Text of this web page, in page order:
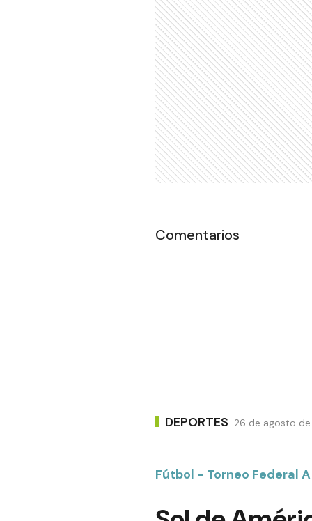
Comentarios
DEPORTES 26 de agosto
Fútbol - Torneo Federal A